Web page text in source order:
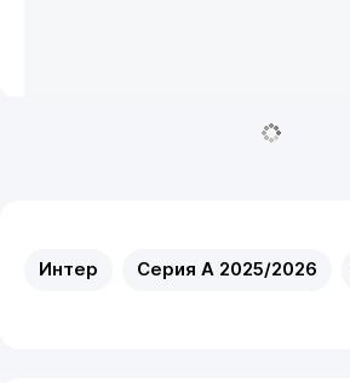
Интер Серия А 2025/2026